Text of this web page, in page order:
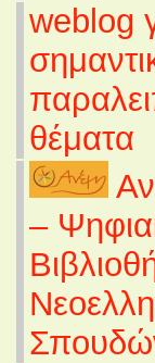
weblog
θέματα
–